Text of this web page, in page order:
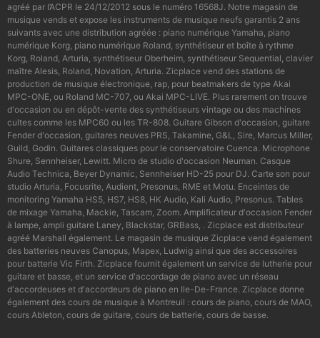
agréé par l’ACPR le 24/12/2012 sous le numéro 16568J. Notre magasin de
musique vends et expose les instruments de musique neufs garantis 2 ans
suivants avec une distribution agréée : piano numérique Yamaha, piano
numérique Korg, piano numérique Roland, synthétiseur et boîte à rythme
Korg, Roland, Arturia, synthétiseur Oberheim, synthétiseur Sequential, clavier
maître Alesis, Roland, Novation, Arturia. Zicplace vend des stations de
production de musique électronique, rap, pour beatmakers de type Akai
MPC-ONE, ou Roland MC-707, ou Akai MPC-LIVE. Plus rarement on trouve
d'occasion ou en dépôt-vente des synthétiseurs vintage ou des machines
cultes comme les MPC60 ou les TR-808. Guitare Gibson d'occasion, guitare
Fender d'occasion, guitares neuves PRS, Takamine, G&L, Sire, Marcus Miller,
Guild, Godin. Guitares classiques pour le conservatoire Cuenca. Microphone
Shure, Sennheiser, Lewitt. Micro de studio d'occasion Neuman. Casque
Audio Technica, Beyer Dynamic, Sennheiser HD-25 pour DJ. Carte son pour
studio Arturia, Focusrite, Audient, Presonus, RME et Motu. Enceintes de
monitoring Yamaha HS5, HS7, HS8, HK Audio, Kali Audio, Presonus. Tables
de mixage Yamaha, Mackie, Tascam, Zoom. Amplificateur d'occasion Fender
à lampe, ampli guitare Laney, Blackstar, GRBass, . Zicplace est distributeur
agréé Marshall également. Le magasin de musique Zicplace vend également
des batteries neuves Canopus, Mapex, Ludwig ainsi que des accessoires
pour batterie Vic Firth. Zicplace fournit également un service de lutherie pour
guitare et basse, et un service d'accordage de piano avec un réseau
d'accordeuses et d'accordeurs de piano en Ile-De-France. Zicplace donne
également des cours de musique à Montreuil : cours de piano, cours de MAO,
cours Ableton, cours de guitare, cours de batterie, cours de basse.